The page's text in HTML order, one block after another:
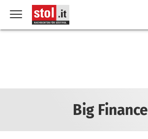
Big Finance